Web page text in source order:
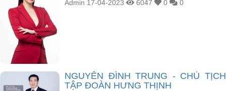
Admin 17-04-2023 6047 0 0
NGUYỄN ĐÌNH TRUNG - CHỦ TỊCH
TẬP ĐOÀN HƯNG THỊNH